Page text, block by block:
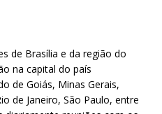
de Brasília e da região do
na capital do país
de Goiás, Minas Gerais,
de Janeiro, São Paulo, entre